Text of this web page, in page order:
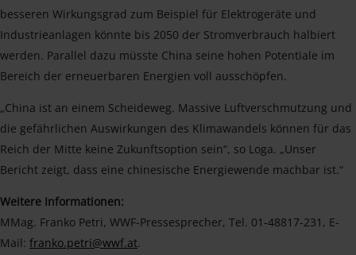
besseren Wirkungsgrad zum Beispiel für Elektrogeräte und
Industrieanlagen könnte bis 2050 der Stromverbrauch halbiert
werden. Parallel dazu müsste China seine hohen Potentiale im
Bereich der erneuerbaren Energien voll ausschöpfen.
„China ist an einem Scheideweg. Massive Luftverschmutzung und
die gefährlichen Auswirkungen des Klimawandels können für das
Reich der Mitte keine Zukunftsoption sein“, so Loga. „Unser
Bericht zeigt, dass eine chinesische Energiewende machbar ist.“
Weitere Informationen:
MMag. Franko Petri, WWF-Pressesprecher, Tel. 01-48817-231, E-
Mail: franko.petri@wwf.at.